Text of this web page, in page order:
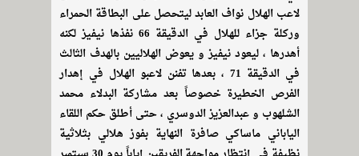
لاعب الهلال نواف العابد ليتحصل على البطاقة الحمراء
وركلة جزاء للهلال في الدقيقة 66 نفذها نيفيز لكنه
أهدرها ، ليعود نيفيز و يعوض الهلاليين بالهدف الثالث
في الدقيقة 71 ، بعدها تفنن لاعبو الهلال في إهدار
الفرص الخطيرة خصوصاً بعد مشاركة البدلاء محمد
الشلهوب و عبدالعزيز الدوسري ، حتى أطلق حكم اللقاء
الياباني ماساكي صافرة النهاية بفوز هلالي بثلاثية